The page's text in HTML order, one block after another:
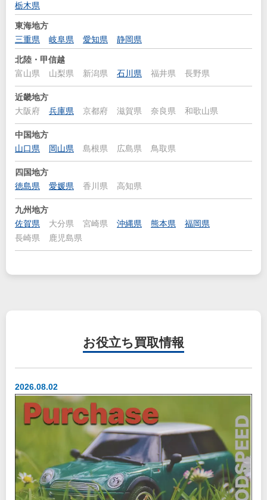
栃木県
東海地方
三重県
岐阜県 愛知県 静岡県
北陸・甲信越
富山県
山梨県 新潟県 石川県 福井県 長野県
近畿地方
大阪府
兵庫県 京都府 滋賀県 奈良県 和歌山県
中国地方
山口県
岡山県 島根県 広島県 鳥取県
四国地方
徳島県
愛媛県 香川県 高知県
九州地方
佐賀県
大分県 宮崎県 沖縄県 熊本県
福岡県
長崎県
鹿児島県
お役立ち 買取情報
2026.08.02